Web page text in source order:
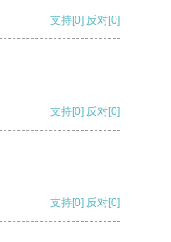
支持[0] 反对[0]
支持[0] 反对[0]
支持[0] 反对[0]